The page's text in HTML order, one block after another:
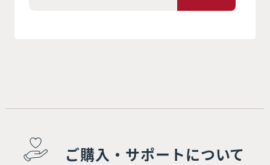
ご購入・サポートについて